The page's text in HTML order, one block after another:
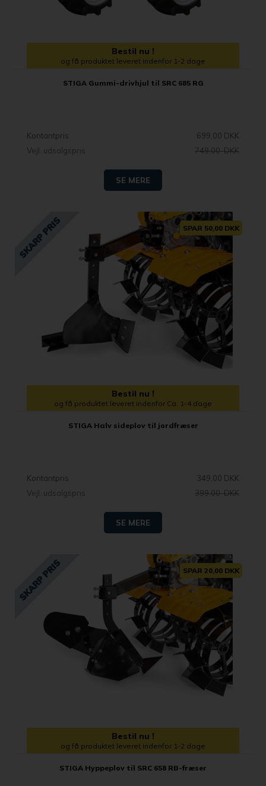
Bestil nu !
og få produktet leveret indenfor 1-2 dage
STIGA Gummi-drivhjul til SRC 685 RG
Kontantpris
699,00 DKK
Vejl. udsalgspris
749,00 DKK
SE MERE
SPAR 50,00 DKK
Bestil nu !
og få produktet leveret indenfor Ca. 1-4 dage
STIGA Halv sideplov til jordfræser
Kontantpris
349,00 DKK
Vejl. udsalgspris
399,00 DKK
SE MERE
SPAR 20,00 DKK
Bestil nu !
og få produktet leveret indenfor 1-2 dage
STIGA Hyppeplov til SRC 658 RB-fræser